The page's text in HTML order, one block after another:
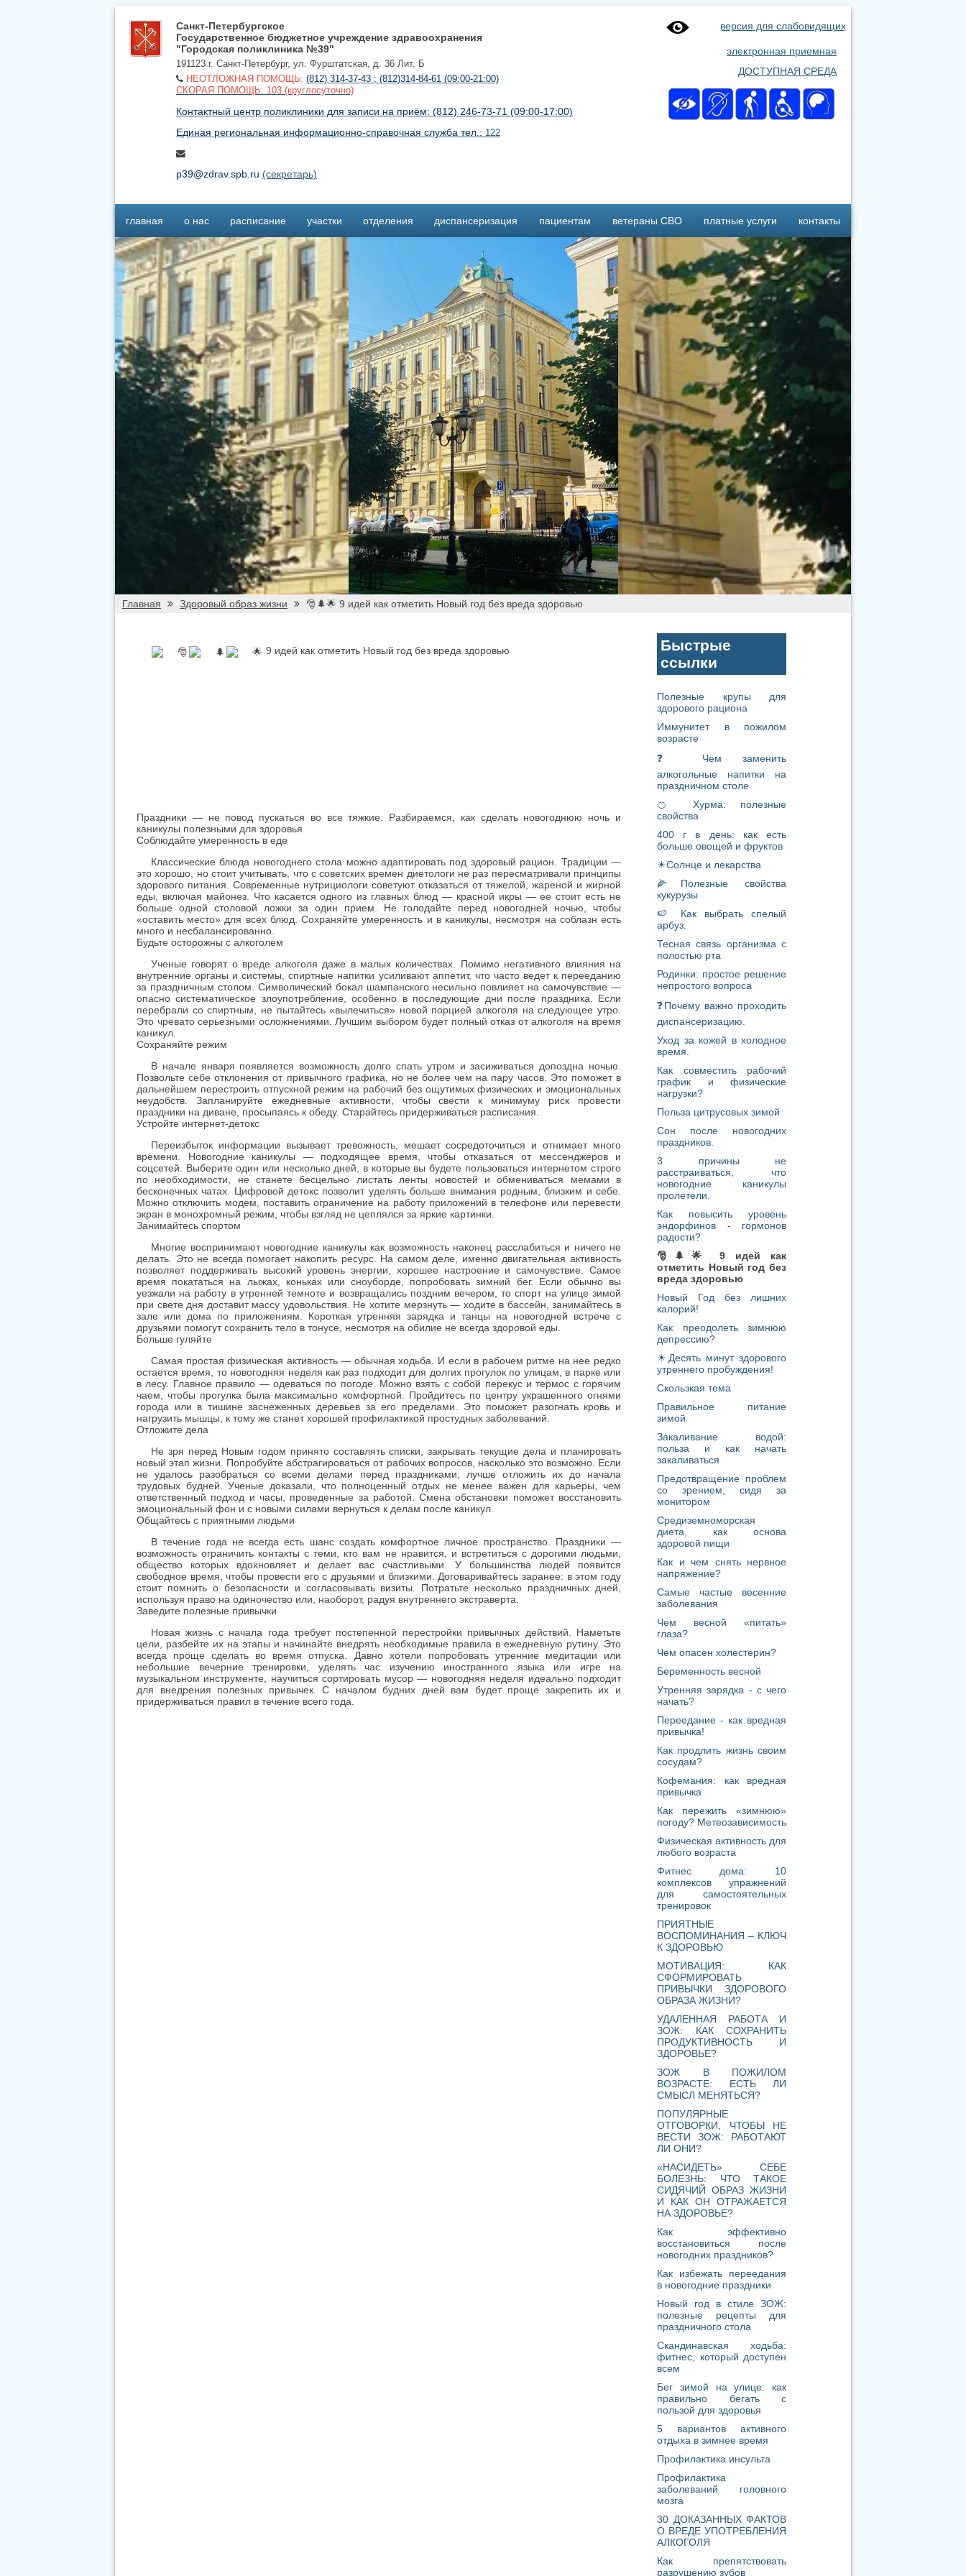
Санкт-Петербургское
Государственное бюджетное учреждение здравоохранения
"Городская поликлиника №39"
191123 г. Санкт-Петербург, ул. Фурштатская, д. 36 Лит. Б
НЕОТЛОЖНАЯ ПОМОЩЬ: (812) 314-37-43 ; (812)314-84-61 (09:00-21:00)
СКОРАЯ ПОМОЩЬ: 103 (круглосуточно)
Контактный центр поликлиники для записи на приём: (812) 246-73-71 (09:00-17:00)
Единая региональная информационно-справочная служба тел.: 122
p39@zdrav.spb.ru (секретарь)
версия для слабовидящих
электронная приемная
ДОСТУПНАЯ СРЕДА
главная о нас расписание участки отделения диспансеризация пациентам ветераны СВО платные услуги контакты
Главная Здоровый образ жизни 🎅🌲🌟 9 идей как отметить Новый год без вреда здоровью
9 идей как отметить Новый год без вреда здоровью
Будьте осторожны с алкоголем
Ученые говорят о вреде алкоголя даже в малых количествах. Помимо негативного влияния на
внутренние органы и системы, спиртные напитки усиливают аппетит, что часто ведет к перееданию
за праздничным столом. Символический бокал шампанского несильно повлияет на самочувствие —
опасно систематическое злоупотребление, особенно в последующие дни после праздника. Если
перебрали со спиртным, не пытайтесь «вылечиться» новой порцией алкоголя на следующее утро.
Это чревато серьезными осложнениями. Лучшим выбором будет полный отказ от алкоголя на время
каникул.
Сохраняйте режим
В начале января появляется возможность долго спать утром и засиживаться допоздна ночью.
Позвольте себе отклонения от привычного графика, но не более чем на пару часов. Это поможет в
дальнейшем перестроить отпускной режим на рабочий без ощутимых физических и эмоциональных
неудобств. Запланируйте ежедневные активности, чтобы свести к минимуму риск провести
праздники на диване, просыпаясь к обеду. Старайтесь придерживаться расписания.
Устройте интернет-детокс
Переизбыток информации вызывает тревожность, мешает сосредоточиться и отнимает много
времени. Новогодние каникулы — подходящее время, чтобы отказаться от мессенджеров и
соцсетей. Выберите один или несколько дней, в которые вы будете пользоваться интернетом строго
по необходимости, не станете бесцельно листать ленты новостей и обмениваться мемами в
бесконечных чатах. Цифровой детокс позволит уделять больше внимания родным, близким и себе.
Можно отключить модем, поставить ограничение на работу приложений в телефоне или перевести
экран в монохромный режим, чтобы взгляд не цеплялся за яркие картинки.
Занимайтесь спортом
Многие воспринимают новогодние каникулы как возможность наконец расслабиться и ничего не
делать. Это не всегда помогает накопить ресурс. На самом деле, именно двигательная активность
позволяет поддерживать высокий уровень энергии, хорошее настроение и самочувствие. Самое
время покататься на лыжах, коньках или сноуборде, попробовать зимний бег. Если обычно вы
уезжали на работу в утренней темноте и возвращались поздним вечером, то спорт на улице зимой
при свете дня доставит массу удовольствия. Не хотите мерзнуть — ходите в бассейн, занимайтесь в
зале или дома по приложениям. Короткая утренняя зарядка и танцы на новогодней встрече с
друзьями помогут сохранить тело в тонусе, несмотря на обилие не всегда здоровой еды.
Больше гуляйте
Самая простая физическая активность — обычная ходьба. И если в рабочем ритме на нее редко
остается время, то новогодняя неделя как раз подходит для долгих прогулок по улицам, в парке или
в лесу. Главное правило — одеваться по погоде. Можно взять с собой перекус и термос с горячим
чаем, чтобы прогулка была максимально комфортной. Пройдитесь по центру украшенного огнями
города или в тишине заснеженных деревьев за его пределами. Это поможет разогнать кровь и
нагрузить мышцы, к тому же станет хорошей профилактикой простудных заболеваний.
Отложите дела
Не зря перед Новым годом принято составлять списки, закрывать текущие дела и планировать
новый этап жизни. Попробуйте абстрагироваться от рабочих вопросов, насколько это возможно. Если
не удалось разобраться со всеми делами перед праздниками, лучше отложить их до начала
трудовых будней. Ученые доказали, что полноценный отдых не менее важен для карьеры, чем
ответственный подход и часы, проведенные за работой. Смена обстановки поможет восстановить
эмоциональный фон и с новыми силами вернуться к делам после каникул.
Общайтесь с приятными людьми
В течение года не всегда есть шанс создать комфортное личное пространство. Праздники —
возможность ограничить контакты с теми, кто вам не нравится, и встретиться с дорогими людьми,
общество которых вдохновляет и делает вас счастливыми. У большинства людей появится
свободное время, чтобы провести его с друзьями и близкими. Договаривайтесь заранее: в этом году
стоит помнить о безопасности и согласовывать визиты. Потратьте несколько праздничных дней,
используя право на одиночество или, наоборот, радуя внутреннего экстраверта.
Заведите полезные привычки
Новая жизнь с начала года требует постепенной перестройки привычных действий. Наметьте
цели, разбейте их на этапы и начинайте внедрять необходимые правила в ежедневную рутину. Это
всегда проще сделать во время отпуска. Давно хотели попробовать утренние медитации или
небольшие вечерние тренировки, уделять час изучению иностранного языка или игре на
музыкальном инструменте, научиться сортировать мусор — новогодняя неделя идеально подходит
для внедрения полезных привычек. С началом будних дней вам будет проще закрепить их и
придерживаться правил в течение всего года.
Быстрые
ссылки
Полезные крупы для
здорового рациона
❓ Чем заменить
алкогольные напитки на
праздничном столе
🍊 Хурма: полезные
400 г в день: как есть
☀Солнце и лекарства
🌽Полезные свойства
🍉 Как выбрать спелый
Тесная связь организма с
Родинки: простое решение
непростого вопроса
❓Почему важно проходить
диспансеризацию.
Уход за кожей в холодное
время.
Как совместить рабочий
график и физические
Польза цитрусовых зимой
Сон после новогодних
праздников.
расстраиваться, что
новогодние каникулы
пролетели.
Как повысить уровень
эндорфинов - гормонов
радости?
🎅🌲🌟 9 идей как
отметить Новый год без
вреда здоровью
Новый Год без лишних
калорий!
Как преодолеть зимнюю
депрессию?
☀Десять минут здорового
утреннего пробуждения!
Скользкая тема
Правильное питание
Закаливание водой:
закаливаться
Предотвращение проблем
со зрением, сидя за
монитором
Средиземноморская
диета, как основа
здоровой пищи
Как и чем снять нервное
напряжение?
Самые частые весенние
заболевания
Чем весной «питать»
глаза?
Чем опасен холестерин?
Беременность весной
Утренняя зарядка - с чего
начать?
Переедание - как вредная
привычка!
Как продлить жизнь своим
сосудам?
Кофемания: как вредная
погоду? Метеозависимость
любого возраста
комплексов упражнений
для самостоятельных
тренировок
ПРИЯТНЫЕ
ВОСПОМИНАНИЯ – КЛЮЧ
К ЗДОРОВЬЮ
МОТИВАЦИЯ: КАК
СФОРМИРОВАТЬ
ПРИВЫЧКИ ЗДОРОВОГО
ОБРАЗА ЖИЗНИ?
УДАЛЕННАЯ РАБОТА И
ЗОЖ: КАК СОХРАНИТЬ
ПРОДУКТИВНОСТЬ И
ЗДОРОВЬЕ?
ЗОЖ В ПОЖИЛОМ
ВОЗРАСТЕ: ЕСТЬ ЛИ
СМЫСЛ МЕНЯТЬСЯ?
ПОПУЛЯРНЫЕ
ОТГОВОРКИ, ЧТОБЫ НЕ
ЛИ ОНИ?
«НАСИДЕТЬ» СЕБЕ
БОЛЕЗНЬ: ЧТО ТАКОЕ
СИДЯЧИЙ ОБРАЗ ЖИЗНИ
И КАК ОН ОТРАЖАЕТСЯ
НА ЗДОРОВЬЕ?
восстановиться после
новогодних праздников?
Как избежать переедания
Новый год в стиле ЗОЖ:
полезные рецепты для
праздничного стола
Скандинавская ходьба:
фитнес, который доступен
всем
Бег зимой на улице: как
правильно бегать с
пользой для здоровья
5 вариантов активного
отдыха в зимнее время
Профилактика инсульта
Профилактика
заболеваний головного
мозга
30 ДОКАЗАННЫХ ФАКТОВ
О ВРЕДЕ УПОТРЕБЛЕНИЯ
АЛКОГОЛЯ
Как препятствовать
разрушению зубов
Ходьба, как физическая
активность. Польза для
здоровья.
Утренняя зарядка - с чего
начать, комплекс
упражнений
Самообследование —
своевременное выявление
рака молочной железы